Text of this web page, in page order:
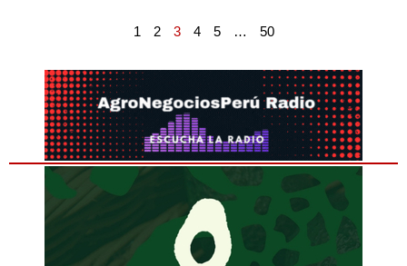
1 2 3 4 5 … 50